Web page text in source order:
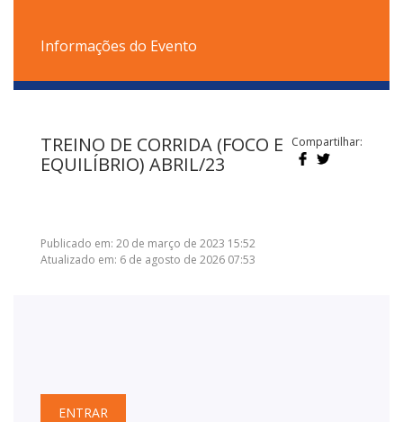
Informações do Evento
TREINO DE CORRIDA (FOCO E
EQUILÍBRIO) ABRIL/23
Compartilhar:
Publicado em: 20 de março de 2023 15:52
Atualizado em: 6 de agosto de 2026 07:53
ENTRAR